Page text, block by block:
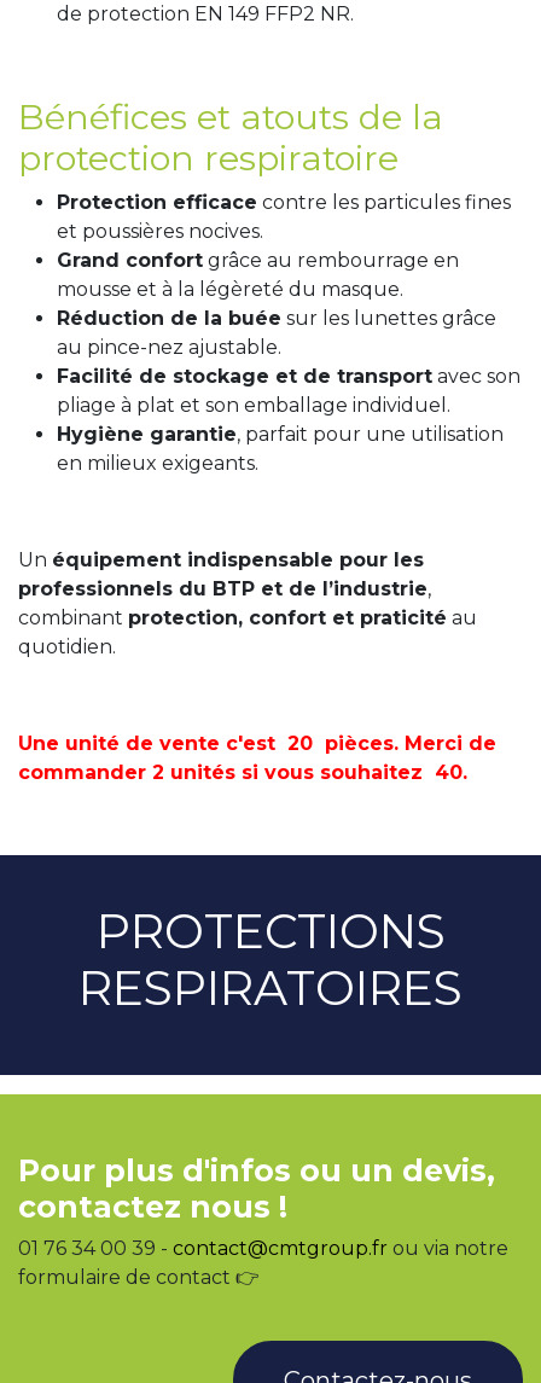
de protection EN 149 FFP2 NR.
Bénéfices et atouts de la
protection respiratoire
Protection efficace contre les particules fines
et poussières nocives.
Grand confort grâce au rembourrage en
mousse et à la légèreté du masque.
Réduction de la buée sur les lunettes grâce
au pince-nez ajustable.
Facilité de stockage et de transport avec son
pliage à plat et son emballage individuel.
Hygiène garantie, parfait pour une utilisation
en milieux exigeants.
Un équipement indispensable pour les
professionnels du BTP et de l’industrie,
combinant protection, confort et praticité au
quotidien.
Une unité de vente c'est 20 pièces. Merci de
commander 2 unités si vous souhaitez 40.
PROTECTIONS
RESPIRATOIRES
Pour plus d'infos ou un devis,
contactez nous !
01 76 34 00 39 - contact@cmtgroup.fr ou via notre
formulaire de contact 👉